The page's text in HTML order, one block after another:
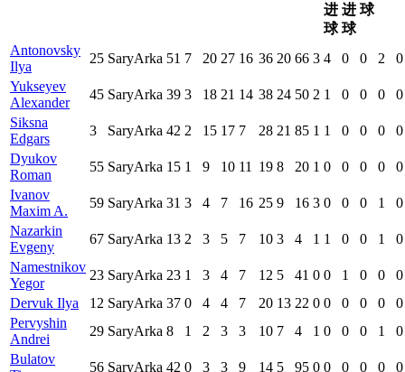
进
球
进
球
球
Antonovsky
Ilya
25 SaryArka 51 7 20 27 16 36 20 66 3 4 0 0 2
0
Yukseyev
Alexander
45 SaryArka 39 3 18 21 14 38 24 50 2 1 0 0 0
0
Siksna
Edgars
3 SaryArka 42 2 15 17 7 28 21 85 1 1 0 0 0
0
Dyukov
Roman
55 SaryArka 15 1 9 10 11 19 8 20 1 0 0 0 0
0
Ivanov
Maxim A.
59 SaryArka 31 3 4 7 16 25 9 16 3 0 0 0 1
0
Nazarkin
Evgeny
67 SaryArka 13 2 3 5 7 10 3 4 1 1 0 0 1
0
Namestnikov
Yegor
23 SaryArka 23 1 3 4 7 12 5 41 0 0 1 0 0
0
Dervuk Ilya
12 SaryArka 37 0 4 4 7 20 13 22 0 0 0 0 0
0
Pervyshin
Andrei
29 SaryArka 8 1 2 3 3 10 7 4 1 0 0 0 1
0
Bulatov
56 SaryArka 42 0 3 3 9 14 5 95 0 0 0 0 0 0